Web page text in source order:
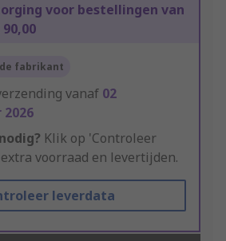
voor bestellingen van
fabrikant
vanaf 02
Klik op 'Controleer
voorraad en levertijden.
leverdata